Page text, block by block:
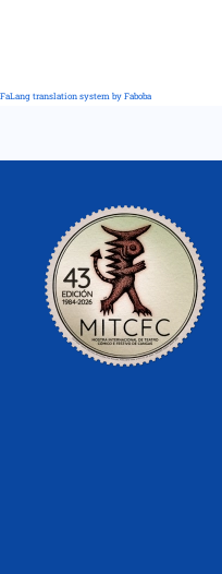
FaLang translation system by Faboba